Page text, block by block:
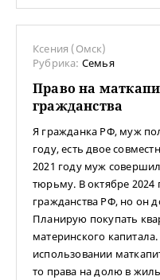
Ксения (Омск)
Рубрика: Семья
Право на
гражданства
Я гражданка РФ, муж
году, есть двое
2021 году муж
тюрьму. В октябре
гражданства РФ, но он
Планирую покупать
материнского
использовании
то права на долю в